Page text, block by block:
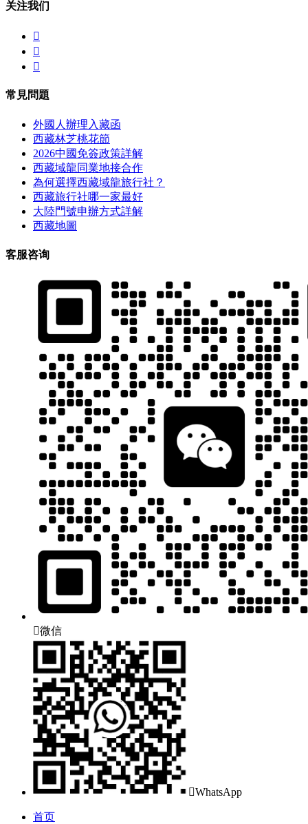
关注我们



常見問題
外國人辦理入藏函
西藏林芝桃花節
2026中國免簽政策詳解
西藏域龍同業地接合作
為何選擇西藏域龍旅行社？
西藏旅行社哪一家最好
大陸門號申辦方式詳解
西藏地圖
客服咨询
微信
WhatsApp
首页